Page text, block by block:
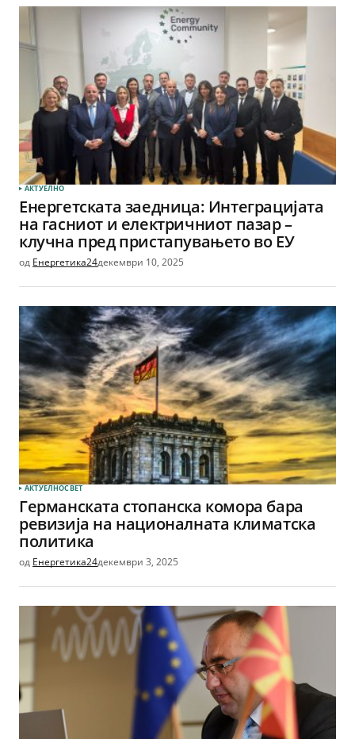
АКТУЕЛНО
Енергетската заедница: Интеграцијата
на гасниот и електричниот пазар –
клучна пред пристапувањето во ЕУ
од Енергетика24декември 10, 2025
АКТУЕЛНОСВЕТ
Германската стопанска комора бара
ревизија на националната климатска
политика
од Енергетика24декември 3, 2025